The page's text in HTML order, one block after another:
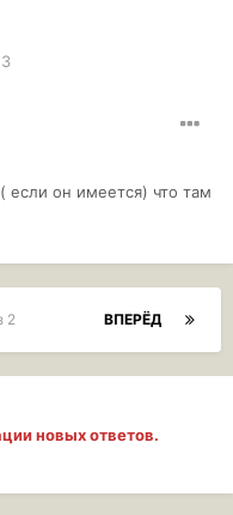
если он имеется) что там
ВПЕРЁД
2
новых ответов.